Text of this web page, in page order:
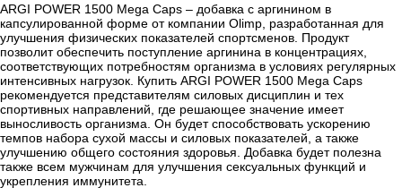
ARGI POWER 1500 Mega Caps – добавка с аргинином в
капсулированной форме от компании Olimp, разработанная для
улучшения физических показателей спортсменов. Продукт
позволит обеспечить поступление аргинина в концентрациях,
соответствующих потребностям организма в условиях регулярных
интенсивных нагрузок. Купить ARGI POWER 1500 Mega Caps
рекомендуется представителям силовых дисциплин и тех
спортивных направлений, где решающее значение имеет
выносливость организма. Он будет способствовать ускорению
темпов набора сухой массы и силовых показателей, а также
улучшению общего состояния здоровья. Добавка будет полезна
также всем мужчинам для улучшения сексуальных функций и
укрепления иммунитета.